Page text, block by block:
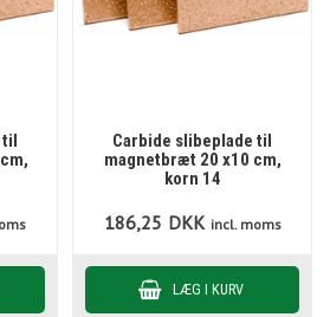
til
Carbide slibeplade til
magnetbræt 20 x10 cm,
korn 14
186,25 DKK incl. moms